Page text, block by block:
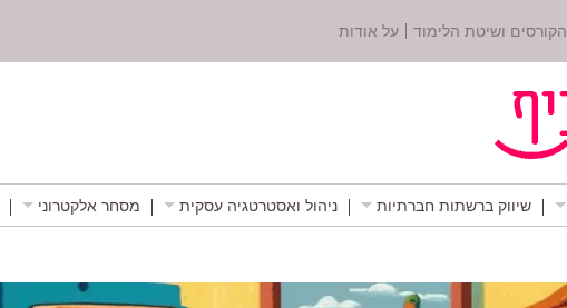
הקורסים ושיטת הלימוד על אודות
שיווק ברשתות חברתיות ניהול ואסטרטגיה עסקית מסחר אלקטרוני